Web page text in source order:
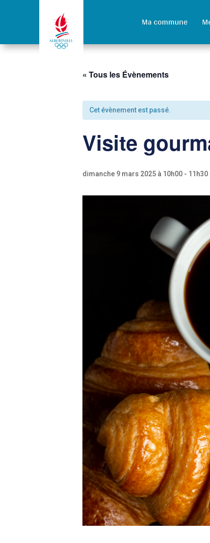
Ma commune
« Tous les Évènements
Cet évènement est passé.
Visite
dimanche 9 mars 2025 à 10h00 - 11h30